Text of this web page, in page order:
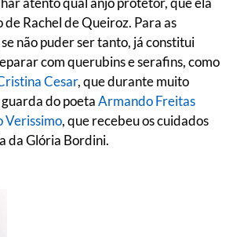
Rachel de Queiroz. Para as
não puder ser tanto, já constitui
com querubins e serafins, como
Cesar, que durante muito
do poetaArmando Freitas
Verissimo, que recebeu os cuidados
da Glória Bordini.